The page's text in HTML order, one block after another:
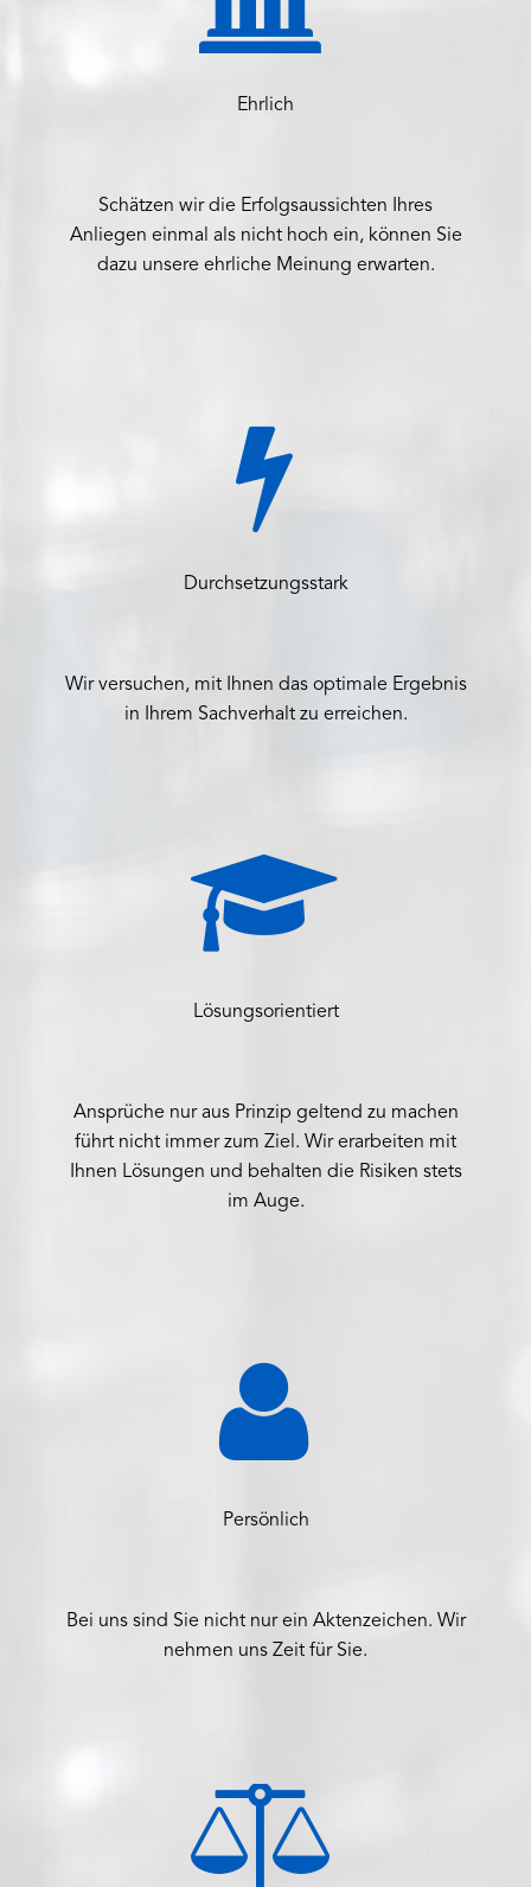
Ehrlich
Schätzen wir die Erfolgsaussichten Ihres
Anliegen einmal als nicht hoch ein, können Sie
dazu unsere ehrliche Meinung erwarten.


Durchsetzungsstark
Wir versuchen, mit Ihnen das optimale Ergebnis
in Ihrem Sachverhalt zu erreichen.


Lösungsorientiert
Ansprüche nur aus Prinzip geltend zu machen
führt nicht immer zum Ziel. Wir erarbeiten mit
Ihnen Lösungen und behalten die Risiken stets
im Auge.


Persönlich
Bei uns sind Sie nicht nur ein Aktenzeichen. Wir
nehmen uns Zeit für Sie.

